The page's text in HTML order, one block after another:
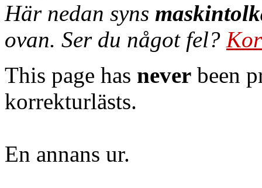
Här nedan syns
ovan. Ser du något fel?
This page has never been
korrekturlästs.
En annans ur.